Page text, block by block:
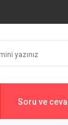
Soru ve